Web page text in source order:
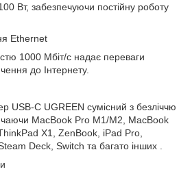
Вт, забезпечуючи постійну роботу
Ethernet
1000 Мбіт/с надає переваги
до Інтернету.
USB-C UGREEN сумісний з безліччю
MacBook Pro M1/M2, MacBook
X1, ZenBook, iPad Pro,
Deck, Switch та багато інших .